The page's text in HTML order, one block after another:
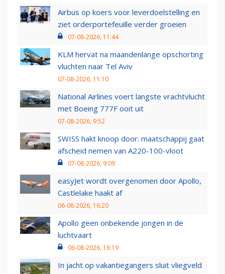
Airbus op koers voor leverdoelstelling en
ziet orderportefeuille verder groeien
07-08-2026, 11:44
KLM hervat na maandenlange opschorting
vluchten naar Tel Aviv
07-08-2026, 11:10
National Airlines voert langste vrachtvlucht
met Boeing 777F ooit uit
07-08-2026, 9:52
SWISS hakt knoop door: maatschappij gaat
afscheid nemen van A220-100-vloot
07-08-2026, 9:09
easyJet wordt overgenomen door Apollo,
Castlelake haakt af
06-08-2026, 16:20
Apollo geen onbekende jongen in de
luchtvaart
06-08-2026, 16:19
In jacht op vakantiegangers sluit vliegveld